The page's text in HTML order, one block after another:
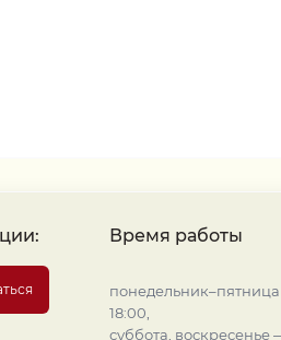
Время работы
понедельник–пятница
18:00,
суббота, воскресенье